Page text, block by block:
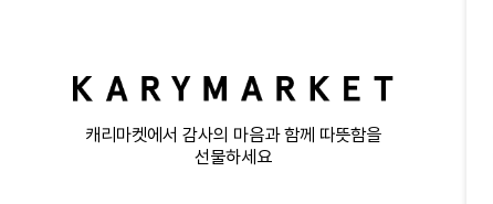
캐리마켓에서 감사의 마음과 함께 따뜻함을
선물하세요